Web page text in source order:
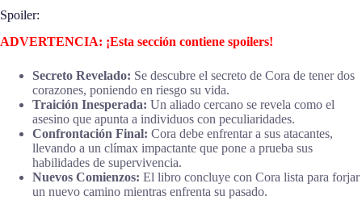
Spoiler:
ADVERTENCIA: ¡Esta sección contiene spoilers!
Secreto Revelado: Se descubre el secreto de Cora de tener dos
corazones, poniendo en riesgo su vida.
Traición Inesperada: Un aliado cercano se revela como el
asesino que apunta a individuos con peculiaridades.
Confrontación Final: Cora debe enfrentar a sus atacantes,
llevando a un clímax impactante que pone a prueba sus
habilidades de supervivencia.
Nuevos Comienzos: El libro concluye con Cora lista para forjar
un nuevo camino mientras enfrenta su pasado.